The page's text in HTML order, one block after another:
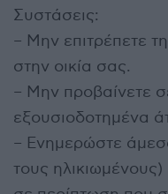
Συστάσεις:
– Μην επιτρέπετε
στην οικία σας.
– Μην προβαίνετε
εξουσιοδοτημένα
– Ενημερώστε
τους ηλικιωμένους)